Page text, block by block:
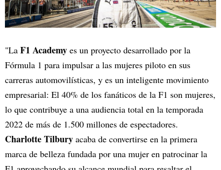
"La F1 Academy es un proyecto desarrollado por la
Fórmula 1 para impulsar a las mujeres piloto en sus
carreras automovilísticas, y es un inteligente movimiento
empresarial: El 40% de los fanáticos de la F1 son mujeres,
lo que contribuye a una audiencia total en la temporada
2022 de más de 1.500 millones de espectadores.
Charlotte Tilbury acaba de convertirse en la primera
marca de belleza fundada por una mujer en patrocinar la